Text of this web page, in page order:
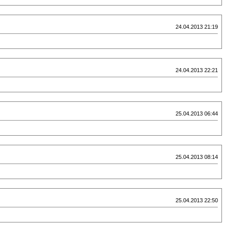
24.04.2013 21:19
24.04.2013 22:21
25.04.2013 06:44
25.04.2013 08:14
25.04.2013 22:50